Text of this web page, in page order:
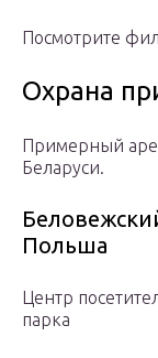
Посмотрите
Охрана
Примерный
Беларуси.
Польша
Центр
парка